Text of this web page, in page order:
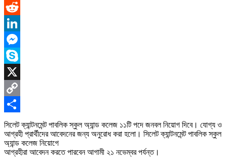
WhatsApp
Reddit
LinkedIn
Messenger
Skype
X
Copy
Link
Share
সিলেট ক্যান্টনমেন্ট পাবলিক স্কুল অ্যান্ড কলেজ ১১টি পদে জনবল নিয়োগ দিবে। যোগ্য ও
আগ্রহী প্রার্থীদের আবেদনের জন্য অনুরোধ করা হলো। সিলেট ক্যান্টনমেন্ট পাবলিক স্কুল
অ্যান্ড কলেজ নিয়োগে
আগ্রহীরা আবেদন করতে পারবেন আগামী ২১ নভেম্বর পর্যন্ত।